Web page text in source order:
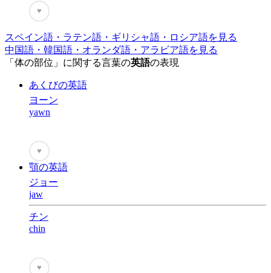
♥
スペイン語・ラテン語・ギリシャ語・ロシア語を見る
中国語・韓国語・オランダ語・アラビア語を見る
「体の部位」に関する言葉の英語の表現
あくびの英語
ヨーン
yawn
♥
顎の英語
ジョー
jaw
チン
chin
♥